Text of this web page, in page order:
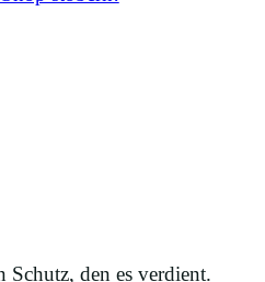
Schutz, den es verdient.